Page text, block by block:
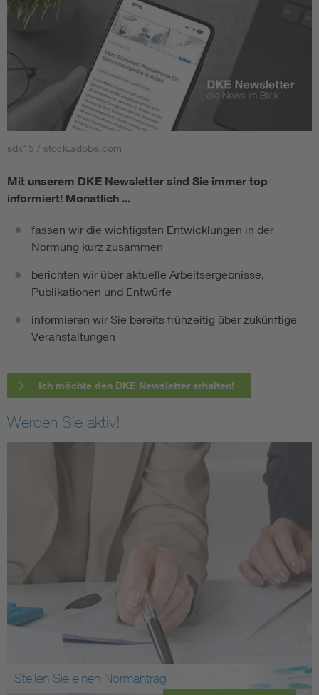
sdx15 / stock.adobe.com
Mit unserem DKE Newsletter sind Sie immer top
informiert! Monatlich ...
fassen wir die wichtigsten Entwicklungen in der
Normung kurz zusammen
berichten wir über aktuelle Arbeitsergebnisse,
Publikationen und Entwürfe
informieren wir Sie bereits frühzeitig über zukünftige
Veranstaltungen
Ich möchte den DKE Newsletter erhalten!
Werden Sie aktiv!
Stellen Sie einen Normantrag